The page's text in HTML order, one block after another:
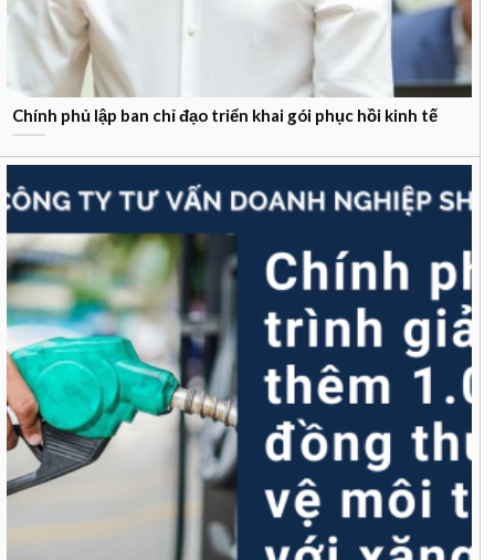
Chính phủ lập ban chỉ đạo triển khai gói phục hồi kinh tế